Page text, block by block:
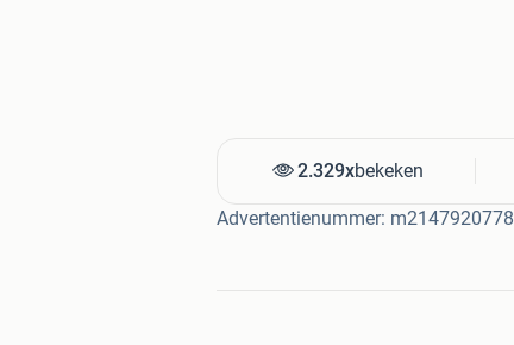
2.329xbekeken
Advertentienummer: m2147920778